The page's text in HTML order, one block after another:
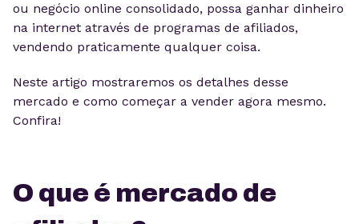
ou negócio online consolidado, possa ganhar dinheiro
na internet através de programas de afiliados,
vendendo praticamente qualquer coisa.
Neste artigo mostraremos os detalhes desse
mercado e como começar a vender agora mesmo.
Confira!
O que é mercado de